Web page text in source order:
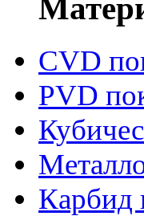
CVD
PVD
Карбид